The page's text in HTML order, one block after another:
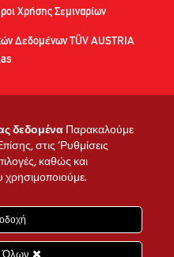
Χρήσης Σεμιναρίων
Δεδομένων TÜV AUSTRIA
δεδομέναΠαρακαλούμε
στις ‘Ρυθμίσεις
καθώς και
χρησιμοποιούμε.
Όλων